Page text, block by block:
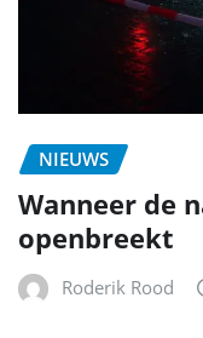
NIEUWS
Wanneer de
openbreekt
Roderik Rood